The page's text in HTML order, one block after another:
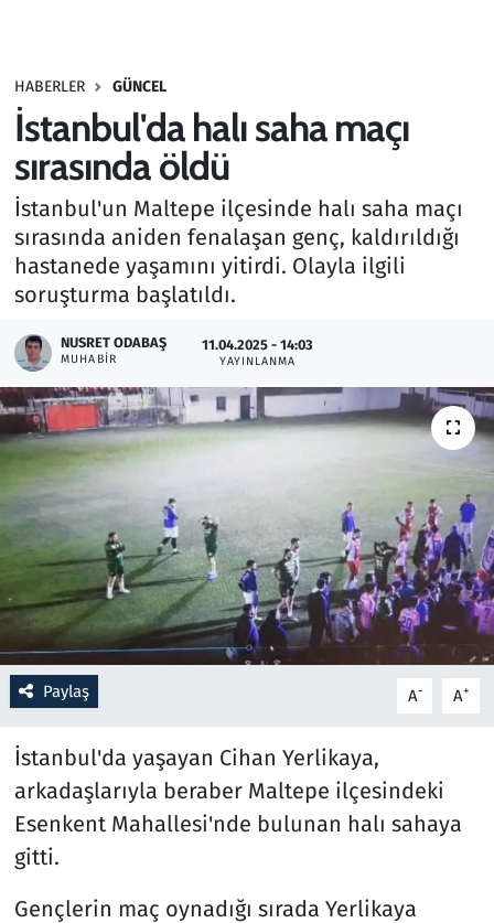
HABERLER GÜNCEL
İstanbul'da halı saha maçı
sırasında öldü
İstanbul'un Maltepe ilçesinde halı saha maçı
sırasında aniden fenalaşan genç, kaldırıldığı
hastanede yaşamını yitirdi. Olayla ilgili
soruşturma başlatıldı.
NUSRET ODABAŞ
MUHABIR
11.04.2025 - 14:03
YAYINLANMA
Paylaş A- A+
İstanbul'da yaşayan Cihan Yerlikaya,
arkadaşlarıyla beraber Maltepe ilçesindeki
Esenkent Mahallesi'nde bulunan halı sahaya
gitti.
Gençlerin maç oynadığı sırada Yerlikaya
Haber
Kültür Sanat
Kurumsal Haberler
Lezzet Durağı
Oyun
Ramazan
Resmi İlanlar
Rüya Tabirleri
Sağlık
Savunma Sanayi
Seçim 2023
Spor